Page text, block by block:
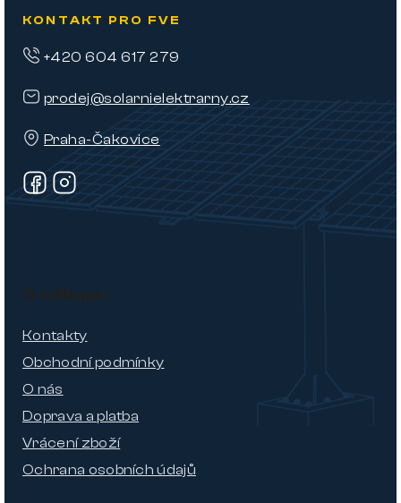
KONTAKT PRO FVE
prodej@solarnielektrarny.cz
Praha-Čakovice
+420 604 617 279
O nákupu
Kontakty
Obchodní podmínky
O nás
Doprava a platba
Vrácení zboží
Ochrana osobních údajů